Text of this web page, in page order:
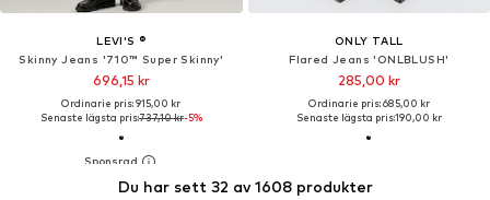
LEVI'S ®
Skinny Jeans '710™ Super Skinny'
696,15 kr
Ordinarie pris: 915,00 kr
Senaste lägsta pris:737,10 kr-5%
ONLY TALL
Flared Jeans 'ONLBLUSH'
285,00 kr
Ordinarie pris: 685,00 kr
Senaste lägsta pris:190,00 kr
Du har sett 32 av 1608 produkter